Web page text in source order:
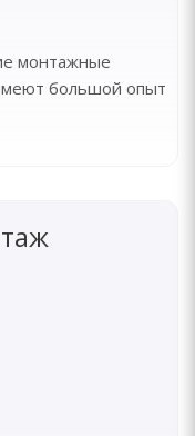
монтажные
большой опыт